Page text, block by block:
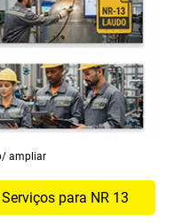
ampliar
para NR 13